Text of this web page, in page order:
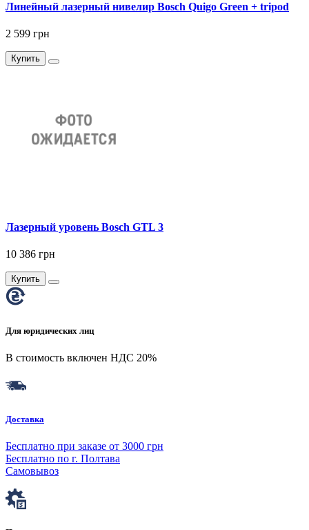
Линейный лазерный нивелир Bosch Quigo Green + tripod
2 599 грн
Купить
Лазерный уровень Bosch GTL 3
10 386 грн
Купить
Для юридических лиц
В стоимость включен НДС 20%
Доставка
Бесплатно при заказе от 3000 грн
Бесплатно по г. Полтава
Самовывоз